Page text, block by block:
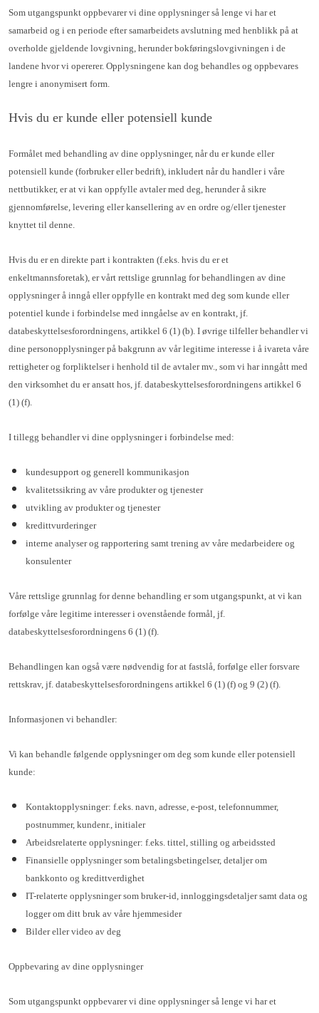
Som utgangspunkt oppbevarer vi dine opplysninger så lenge vi har et
samarbeid og i en periode efter samarbeidets avslutning med henblikk på at
overholde gjeldende lovgivning, herunder bokføringslovgivningen i de
landene hvor vi opererer. Opplysningene kan dog behandles og oppbevares
lengre i anonymisert form.
Hvis du er kunde eller potensiell kunde
Formålet med behandling av dine opplysninger, når du er kunde eller
potensiell kunde (forbruker eller bedrift), inkludert når du handler i våre
nettbutikker, er at vi kan oppfylle avtaler med deg, herunder å sikre
gjennomførelse, levering eller kansellering av en ordre og/eller tjenester
knyttet til denne.
Hvis du er en direkte part i kontrakten (f.eks. hvis du er et
enkeltmannsforetak), er vårt rettslige grunnlag for behandlingen av dine
opplysninger å inngå eller oppfylle en kontrakt med deg som kunde eller
potentiel kunde i forbindelse med inngåelse av en kontrakt, jf.
databeskyttelsesforordningens, artikkel 6 (1) (b). I øvrige tilfeller behandler vi
dine personopplysninger på bakgrunn av vår legitime interesse i å ivareta våre
rettigheter og forpliktelser i henhold til de avtaler mv., som vi har inngått med
den virksomhet du er ansatt hos, jf. databeskyttelsesforordningens artikkel 6
(1) (f).
I tillegg behandler vi dine opplysninger i forbindelse med:
kundesupport og generell kommunikasjon
kvalitetssikring av våre produkter og tjenester
utvikling av produkter og tjenester
kredittvurderinger
interne analyser og rapportering samt trening av våre medarbeidere og
konsulenter
Våre rettslige grunnlag for denne behandling er som utgangspunkt, at vi kan
forfølge våre legitime interesser i ovenstående formål, jf.
databeskyttelsesforordningens 6 (1) (f).
Behandlingen kan også være nødvendig for at fastslå, forfølge eller forsvare
rettskrav, jf. databeskyttelsesforordningens artikkel 6 (1) (f) og 9 (2) (f).
Informasjonen vi behandler:
Vi kan behandle følgende opplysninger om deg som kunde eller potensiell
kunde:
Kontaktopplysninger: f.eks. navn, adresse, e-post, telefonnummer,
postnummer, kundenr., initialer
Arbeidsrelaterte opplysninger: f.eks. tittel, stilling og arbeidssted
Finansielle opplysninger som betalingsbetingelser, detaljer om
bankkonto og kredittverdighet
IT-relaterte opplysninger som bruker-id, innloggingsdetaljer samt data og
logger om ditt bruk av våre hjemmesider
Bilder eller video av deg
Oppbevaring av dine opplysninger
Som utgangspunkt oppbevarer vi dine opplysninger så lenge vi har et